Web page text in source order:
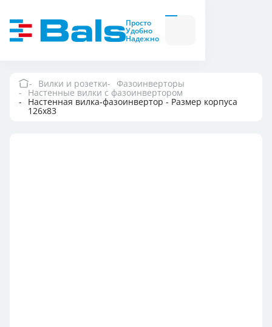
Просто
Удобно
Надежно
Вилки
и
розетки
модули
Вилки и розетки
Компания
Вилки и розетки Фазоинверторы
Настенные вилки с фазоинвертором
Настенная вилка-фазоинвертор - Размер корпуса
126x83